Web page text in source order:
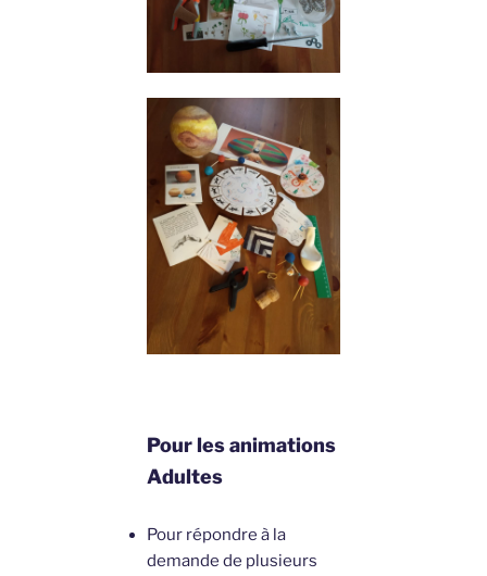
Pour les animations
Adultes
Pour répondre à la
demande de plusieurs